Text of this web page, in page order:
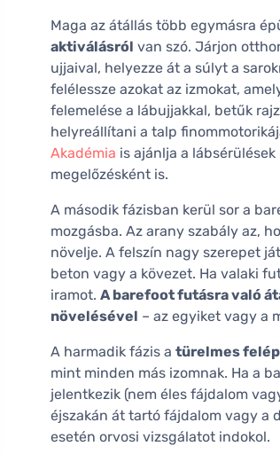
Maga az átállás több egymásra
aktiválásról van szó. Járjon
ujjaival, helyezze át a súlyt a
felélessze azokat az izmokat,
felemelése a lábujjakkal, betűk
helyreállítani a talp
Akadémia is ajánlja a
megelőzésként is.
A második fázisban kerül sor a
mozgásba. Az arany szabály az,
növelje. A felszín nagy szerepet
beton vagy a kövezet. Ha valaki
iramot. A barefoot futásra való
növelésével – az egyiket vagy a
A harmadik fázis a türelmes
mint minden más izomnak. Ha a
jelentkezik (nem éles fájdalom
éjszakán át tartó fájdalom vagy a
esetén orvosi vizsgálatot indokol.